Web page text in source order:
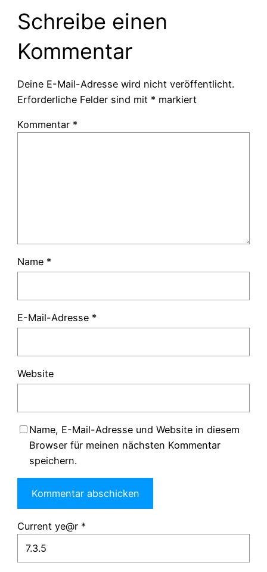
Schreibe einen
Kommentar
Deine E-Mail-Adresse wird nicht veröffentlicht.
Erforderliche Felder sind mit * markiert
Kommentar *
Name *
E-Mail-Adresse *
Website
Name, E-Mail-Adresse und Website in diesem
Browser für meinen nächsten Kommentar
speichern.
Current ye@r *